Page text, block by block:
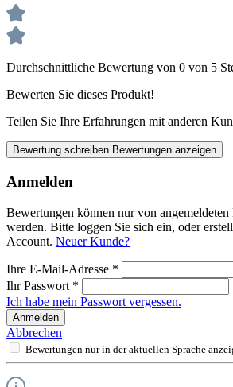
Durchschnittliche Bewertung von 0 von 5
Bewerten Sie dieses Produkt!
Teilen Sie Ihre Erfahrungen mit anderen
Bewertung schreiben Bewertungen anzeigen
Anmelden
Bewertungen können nur von angemeldeten
werden. Bitte loggen Sie sich ein, oder
Account. Neuer Kunde?
Ihre E-Mail-Adresse *
Ihr Passwort *
Ich habe mein Passwort vergessen.
Anmelden
Abbrechen
Bewertungen nur in der aktuellen Sprache